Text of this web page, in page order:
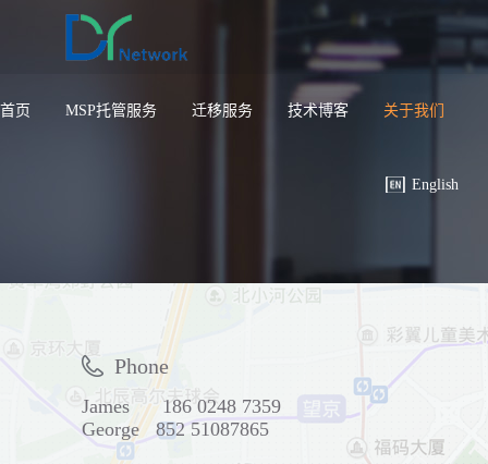
首页 MSP托管服务 迁移服务 技术博客 关于我们
English
Phone
James 186 0248 7359
George 852 51087865